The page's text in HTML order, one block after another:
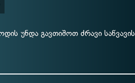
უნდა გავთიშოთ ძრავი